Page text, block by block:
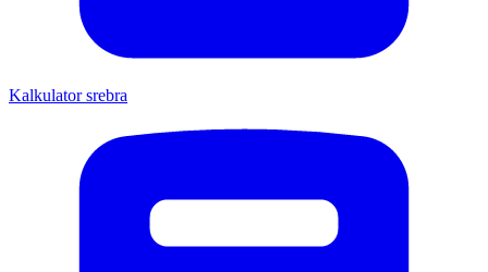
Kalkulator srebra